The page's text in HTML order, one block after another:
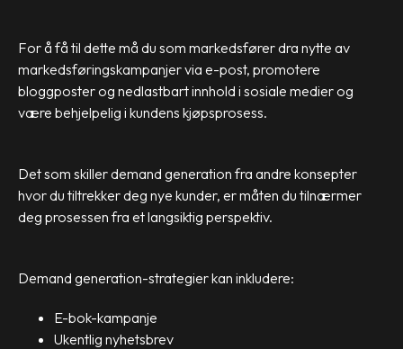
For å få til dette må du som markedsfører dra nytte av
markedsføringskampanjer via e-post, promotere
bloggposter og nedlastbart innhold i sosiale medier og
være behjelpelig i kundens kjøpsprosess.
Det som skiller demand generation fra andre konsepter
hvor du tiltrekker deg nye kunder, er måten du tilnærmer
deg prosessen fra et langsiktig perspektiv.
Demand generation-strategier kan inkludere:
E-bok-kampanje
Ukentlig nyhetsbrev